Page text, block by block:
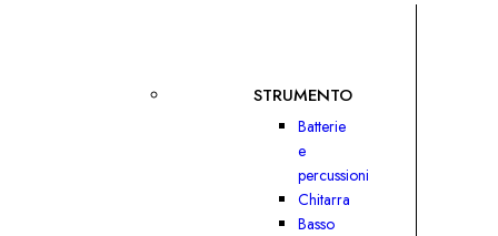
STRUMENTO
Batterie
e
percussioni
Chitarra
Basso